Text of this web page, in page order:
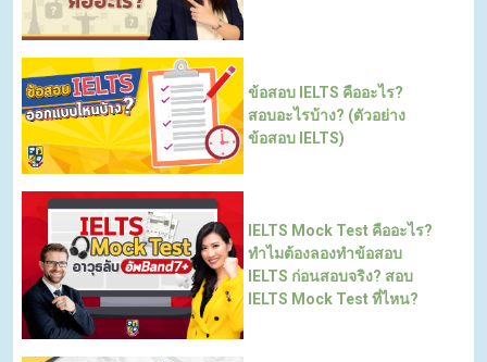
ข้อสอบ IELTS คืออะไร?
สอบอะไรบ้าง? (ตัวอย่าง
ข้อสอบ IELTS)
IELTS Mock Test คืออะไร?
ทำไมต้องลองทำข้อสอบ
IELTS ก่อนสอบจริง? สอบ
IELTS Mock Test ที่ไหน?